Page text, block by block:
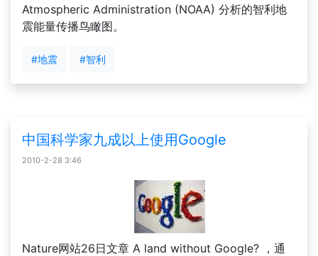
Atmospheric Administration (NOAA) 分析的智利地
震能量传播鸟瞰图。
#地震 #智利
中国科学家九成以上使用Google
2010-2-28 3:46
Nature网站26日文章 A land without Google? ，通